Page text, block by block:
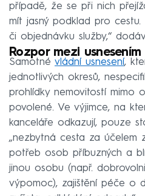
případě, že se při nich
mít jasný podklad pro cestu.
či objednávku služby,“
Rozpor mezi
Samotné vládní usnesení,
jednotlivých okresů,
prohlídky nemovitostí mimo
povolené. Ve výjimce, na
kanceláře odkazují, pouze
„nezbytná cesta za účelem
potřeb osob příbuzných a
jinou osobu (např.
výpomoc), zajištění péče o